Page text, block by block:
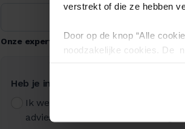
verstrekt of die ze hebben
Door op de knop “Alle
noodzakelijke cookies. De
Onze expert past deze korting toe op je
Heb je interesse in een lening op
Ik wens telefonisch gecontacteerd
advies en/of een kredietaanvraag